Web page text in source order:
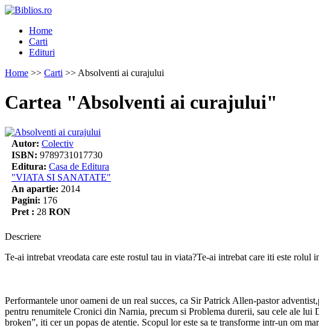
Home
Carti
Edituri
Home >> Carti >> Absolventi ai curajului
Cartea "Absolventi ai curajului"
Autor: Colectiv
ISBN: 9789731017730
Editura: Casa de Editura
"VIATA SI SANATATE"
An apartie: 2014
Pagini: 176
Pret : 28 RON
Descriere
Te-ai intrebat vreodata care este rostul tau in viata?Te-ai intrebat care iti este
Performantele unor oameni de un real succes, ca Sir Patrick Allen-pastor
pentru renumitele Cronici din Narnia, precum si Problema durerii, sau cele ale
broken”, iti cer un popas de atentie. Scopul lor este sa te transforme intr-un om